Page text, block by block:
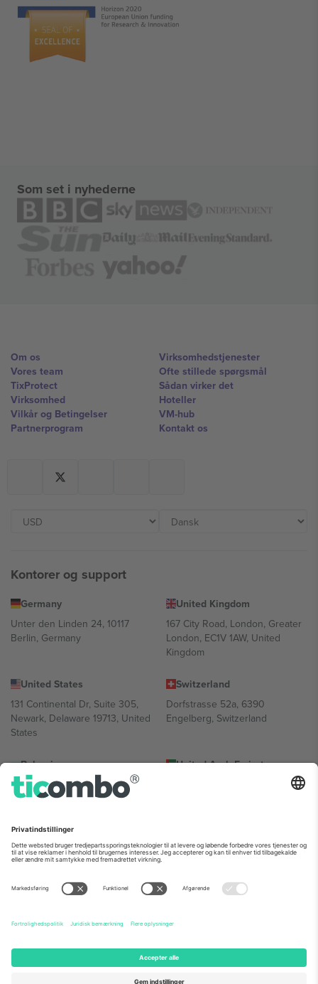
Som set i nyhederne
Om os
Vores team
TixProtect
Virksomhed
Vilkår og Betingelser
Partnerprogram
Virksomhedstjenester
Ofte stillede spørgsmål
Sådan virker det
Hoteller
VM-hub
Kontakt os
Kontorer og support
Germany
Unter den Linden 24, 10117
Berlin, Germany
United Kingdom
167 City Road, London, Greater
London, EC1V 1AW, United
Kingdom
United States
131 Continental Dr, Suite 305,
Newark, Delaware 19713, United
States
Switzerland
Dorfstrasse 52a, 6390
Engelberg, Switzerland
Bulgaria
Regus Sofia City West, bul
Totleben 53-55, 1606 Sofia,
United Arab Emirates
UAE Dubai Silicon Oasis, DDP
Mexico
Av Chapultepec 360, Roma
Norte, Cuauhtémoc, 06700
Ciudad de México, CDMX,
sted, begivenhed og/eller domæne. For detaljer se den specifikke
begivenhedsside, tryk og vilkår.,Virksomhed
Ticombo. Alle rettigheder forbeholdes.